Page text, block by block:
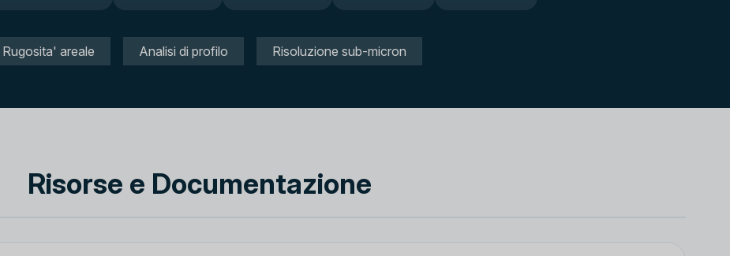
Rugosita' areale Analisi di profilo Risoluzione sub-micron
Risorse e Documentazione